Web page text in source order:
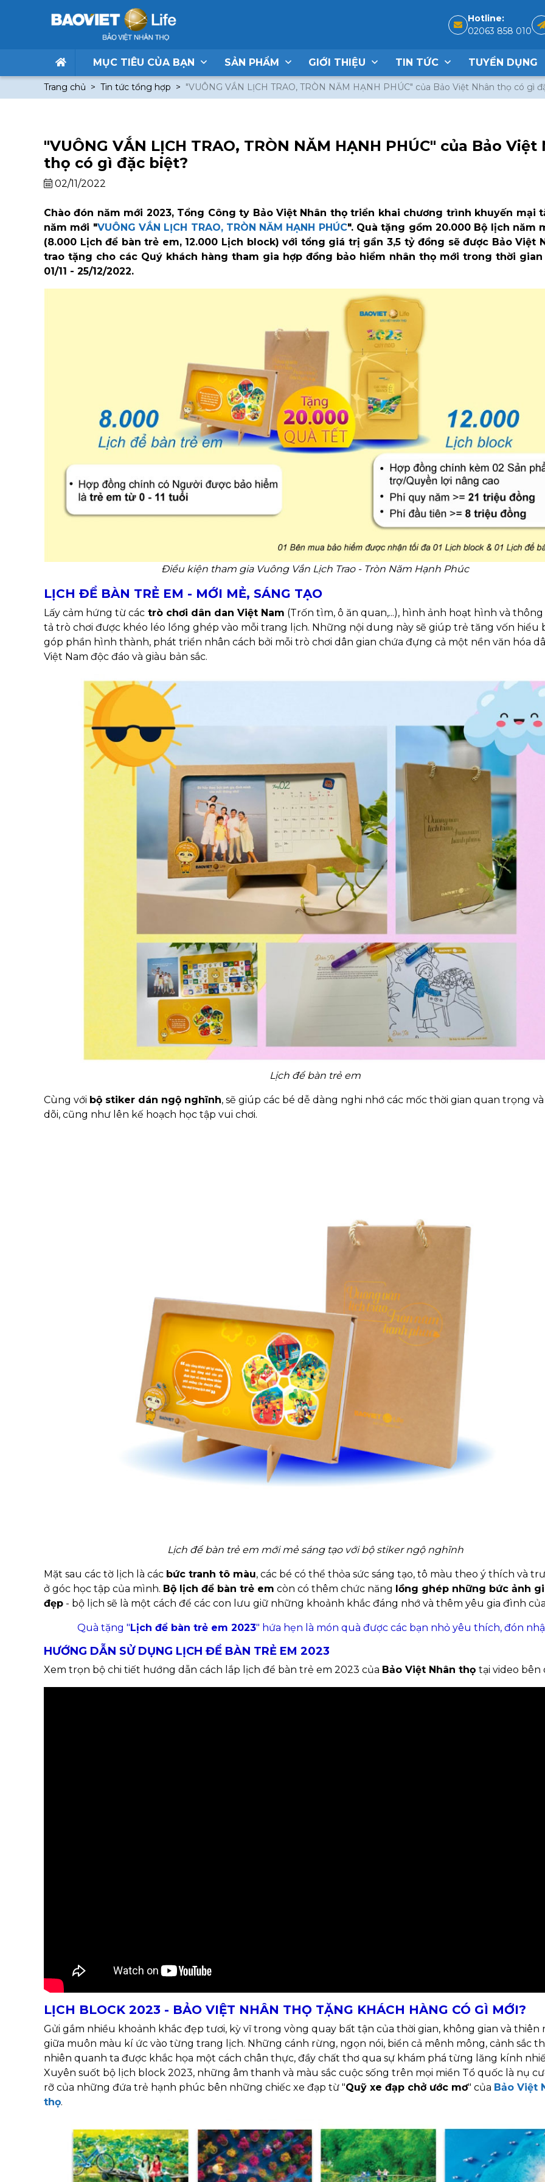
Hotline:
02063 858 010
MỤC TIÊU CỦA BẠN SẢN PHẨM GIỚI THIỆU TIN TỨC TUYỂN DỤNG
Trang chủ Tin tức tổng hợp "VUÔNG VẮN LỊCH TRAO, TRÒN NĂM HẠNH PHÚC" của Bảo Việt Nhân thọ có gì
"VUÔNG VẮN LỊCH TRAO, TRÒN NĂM HẠNH PHÚC" của Bảo Việt
thọ có gì đặc biệt?
02/11/2022
Chào đón năm mới 2023, Tổng Công ty Bảo Việt Nhân thọ triển khai chương trình khuyến mại
năm mới "VUÔNG VẮN LỊCH TRAO, TRÒN NĂM HẠNH PHÚC". Quà tặng gồm 20.000 Bộ lịch năm
(8.000 Lịch để bàn trẻ em, 12.000 Lịch block) với tổng giá trị gần 3,5 tỷ đồng sẽ được Bảo Việt
trao tặng cho các Quý khách hàng tham gia hợp đồng bảo hiểm nhân thọ mới trong thời
01/11 - 25/12/2022.
Điều kiện tham gia Vuông Vắn Lịch Trao - Tròn Năm Hạnh Phúc
LỊCH ĐỂ BÀN TRẺ EM - MỚI MẺ, SÁNG TẠO
Lấy cảm hứng từ các trò chơi dân dan Việt Nam (Trốn tìm, ô ăn quan,...), hình ảnh hoạt hình và
tả trò chơi được khéo léo lồng ghép vào mỗi trang lịch. Những nội dung này sẽ giúp trẻ tăng vốn hiểu
góp phần hình thành, phát triển nhân cách bởi mỗi trò chơi dân gian chứa đựng cả một nền văn hóa
Việt Nam độc đáo và giàu bản sắc.
Lịch để bàn trẻ em
Cùng với bộ stiker dán ngộ nghĩnh, sẽ giúp các bé dễ dàng nghi nhớ các mốc thời gian quan trọng
dõi, cũng như lên kế hoạch học tập vui chơi.
Lịch để bàn trẻ em mới mẻ sáng tạo với bộ stiker ngộ nghĩnh
Mặt sau các tờ lịch là các bức tranh tô màu, các bé có thể thỏa sức sáng tạo, tô màu theo ý thích và
ở góc học tập của mình. Bộ lịch để bàn trẻ em còn có thêm chức năng lồng ghép những bức ảnh
đẹp - bộ lịch sẽ là một cách để các con lưu giữ những khoảnh khắc đáng nhớ và thêm yêu gia đình
Quà tặng "Lịch để bàn trẻ em 2023" hứa hẹn là món quà được các bạn nhỏ yêu thích, đón
HƯỚNG DẪN SỬ DỤNG LỊCH ĐỂ BÀN TRẺ EM 2023
Xem trọn bộ chi tiết hướng dẫn cách lắp lịch để bàn trẻ em 2023 của Bảo Việt Nhân thọ tại video bên
LỊCH BLOCK 2023 - BẢO VIỆT NHÂN THỌ TẶNG KHÁCH HÀNG CÓ GÌ MỚI?
Gửi gắm nhiều khoảnh khắc đẹp tươi, kỳ vĩ trong vòng quay bất tận của thời gian, không gian và thiên
giữa muôn màu kí ức vào từng trang lịch. Những cánh rừng, ngọn nói, biển cả mênh mông, cảnh sắc
nhiên quanh ta được khắc họa một cách chân thực, đầy chất thơ qua sự khám phá từng lăng kính
Xuyên suốt bộ lịch block 2023, những âm thanh và màu sắc cuộc sống trên mọi miền Tổ quốc là nụ
rỡ của những đứa trẻ hạnh phúc bên những chiếc xe đạp từ "Quỹ xe đạp chở ước mơ" của Bảo Việt
thọ.